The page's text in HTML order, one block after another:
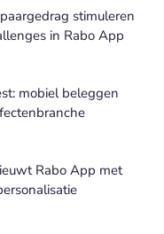
stimuleren
in Rabo App
mobiel beleggen
Rabo App met